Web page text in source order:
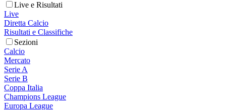
Live e Risultati
Live
Diretta Calcio
Risultati e Classifiche
Sezioni
Calcio
Mercato
Serie A
Serie B
Coppa Italia
Champions League
Europa League